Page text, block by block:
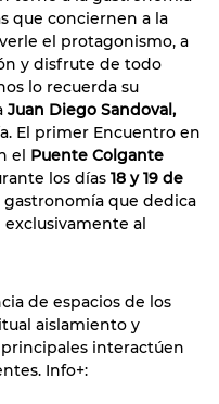
que conciernen a la
el protagonismo, a
y disfrute de todo
lo recuerda su
Juan Diego Sandoval,
El primer Encuentro en
el Puente Colgante
los días 18 y 19 de
gastronomía que dedica
al
de espacios de los
aislamiento y
interactúen
Info+: